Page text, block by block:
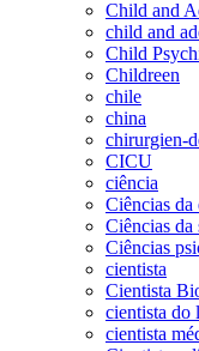
Child and
child and
Child
Childreen
chile
china
chirurgien-
CICU
ciência
Ciências da
Ciências da
Ciências
cientista
Cientista
cientista do
cientista